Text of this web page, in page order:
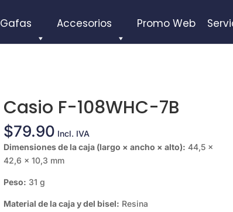
Gafas Accesorios Promo Web
Casio F-108WHC-7B
$79.90 Incl. IVA
Dimensiones de la caja (largo × ancho × alto): 44,5 ×
42,6 × 10,3 mm
Peso: 31 g
Material de la caja y del bisel: Resina